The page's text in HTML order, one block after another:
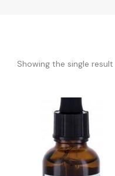
Showing the single result